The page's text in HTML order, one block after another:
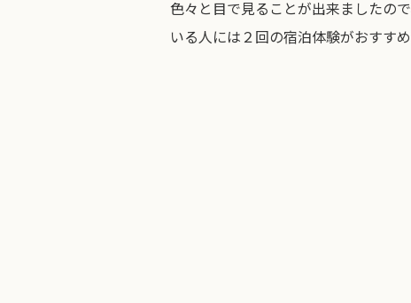
色々と目で見ることが出来ましたの
いる人には２回の宿泊体験がおすすめ